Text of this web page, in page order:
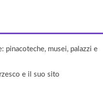
pinacoteche, musei, palazzi e
e il suo sito